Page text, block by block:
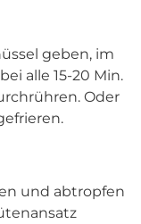
geben, im
alle 15-20 Min.
Oder
und abtropfen